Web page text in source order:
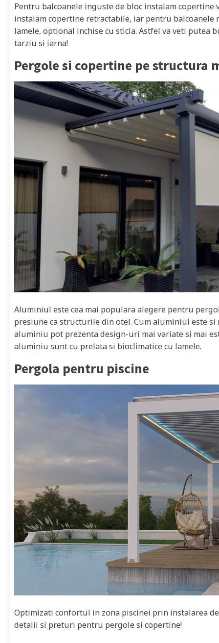
Pentru balcoanele inguste de bloc instalam
instalam copertine retractabile, iar pentru balcoanele
lamele, optional inchise cu sticla. Astfel va veti putea
tarziu si iarna!
Pergole si copertine pe structura
Aluminiul este cea mai populara alegere pentru
presiune ca structurile din otel. Cum aluminiul este
aluminiu pot prezenta design-uri mai variate si mai
aluminiu sunt cu prelata si bioclimatice cu lamele.
Pergola pentru piscine
Optimizati confortul in zona piscinei prin instalarea
detalii si preturi pentru pergole si copertine!